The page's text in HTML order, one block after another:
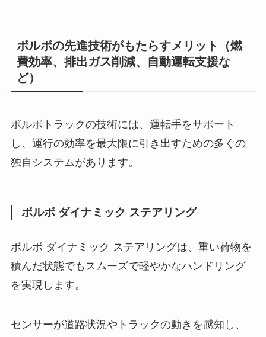
ボルボの先進技術がもたらすメリット（燃
費効率、排出ガス削減、自動運転支援な
ど）
ボルボトラックの技術には、運転手をサポート
し、運行の効率を最大限に引き出すための多くの
独自システムがあります。
ボルボ ダイナミック ステアリング
ボルボ ダイナミック ステアリングは、重い荷物を
積んだ状態でもスムーズで軽やかなハンドリング
を実現します。
センサーが道路状況やトラックの動きを感知し、